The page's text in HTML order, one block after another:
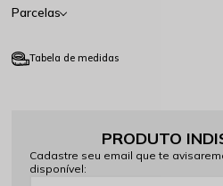
Parcelas
Tabela de medidas
PRODUTO
Cadastre seu email que te
disponível: